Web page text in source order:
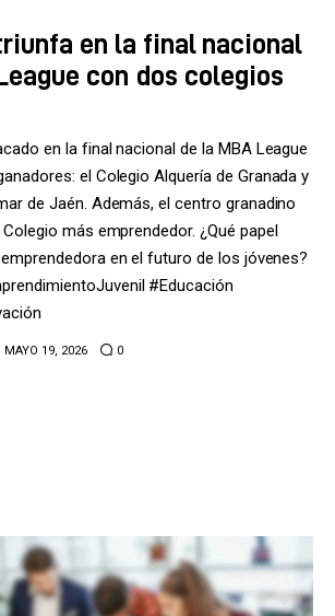
en la final nacional
con dos colegios
en la final nacional de la MBA League
el Colegio Alquería de Granada y
de Jaén. Además, el centro granadino
más emprendedor. ¿Qué papel
en el futuro de los jóvenes?
#Educación
MAYO 19, 2026 0